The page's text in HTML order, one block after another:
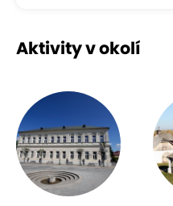
Aktivity v okolí